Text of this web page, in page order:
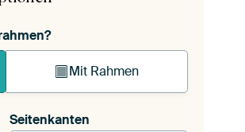
Mit Rahmen
Seitenkanten